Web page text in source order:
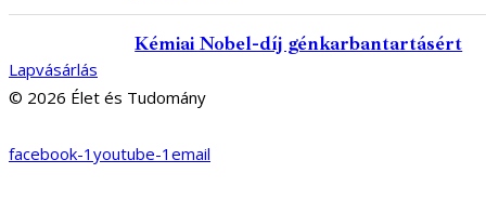
Kémiai Nobel-díj génkarbantartásért
Lapvásárlás
© 2026 Élet és Tudomány
facebook-1 youtube-1 email